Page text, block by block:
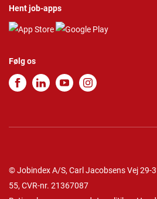
Hent job-apps
Følg os
© Jobindex A/S, Carl Jacobsens Vej 29-
55, CVR-nr. 21367087